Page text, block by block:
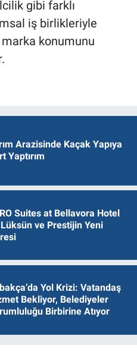
gibi farklı
iş birlikleriyle
konumunu
Arazisinde Kaçak Yapıya
Yaptırım
Suites at Bellavora Hotel
ve Prestijin Yeni
Yol Krizi: Vatandaş
Bekliyor, Belediyeler
Birbirine Atıyor